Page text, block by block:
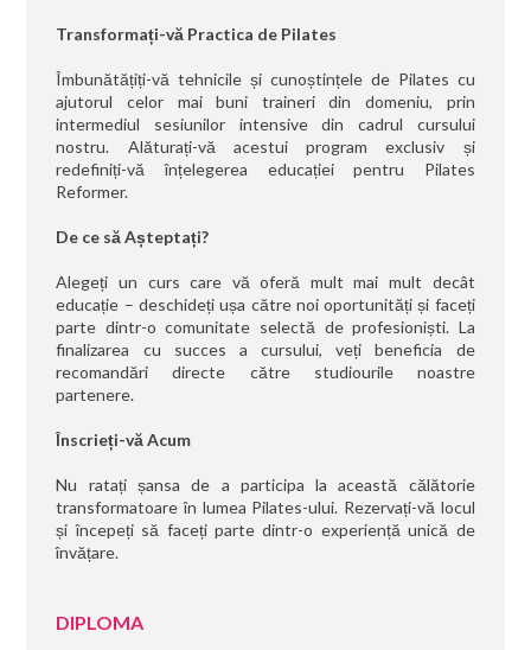
Transformați-vă Practica de Pilates
Îmbunătățiți-vă tehnicile și cunoștințele de Pilates cu
ajutorul celor mai buni traineri din domeniu, prin
intermediul sesiunilor intensive din cadrul cursului
nostru. Alăturați-vă acestui program exclusiv și
redefiniți-vă înțelegerea educației pentru Pilates
Reformer.
De ce să Așteptați?
Alegeți un curs care vă oferă mult mai mult decât
educație – deschideți ușa către noi oportunități și faceți
parte dintr-o comunitate selectă de profesioniști. La
finalizarea cu succes a cursului, veți beneficia de
recomandări directe către studiourile noastre
partenere.
Înscrieți-vă Acum
Nu ratați șansa de a participa la această călătorie
transformatoare în lumea Pilates-ului. Rezervați-vă locul
și începeți să faceți parte dintr-o experiență unică de
învățare.
DIPLOMA